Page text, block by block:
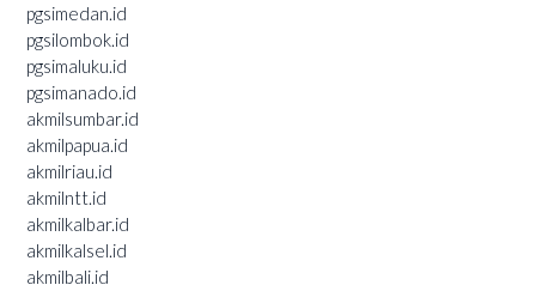
pgsimedan.id
pgsilombok.id
pgsimaluku.id
pgsimanado.id
akmilsumbar.id
akmilpapua.id
akmilriau.id
akmilntt.id
akmilkalbar.id
akmilkalsel.id
akmilbali.id